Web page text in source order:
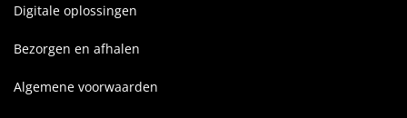
Digitale oplossingen
Bezorgen en afhalen
Algemene voorwaarden